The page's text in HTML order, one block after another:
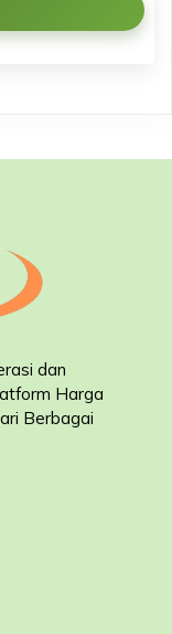
dan
Harga
Berbagai